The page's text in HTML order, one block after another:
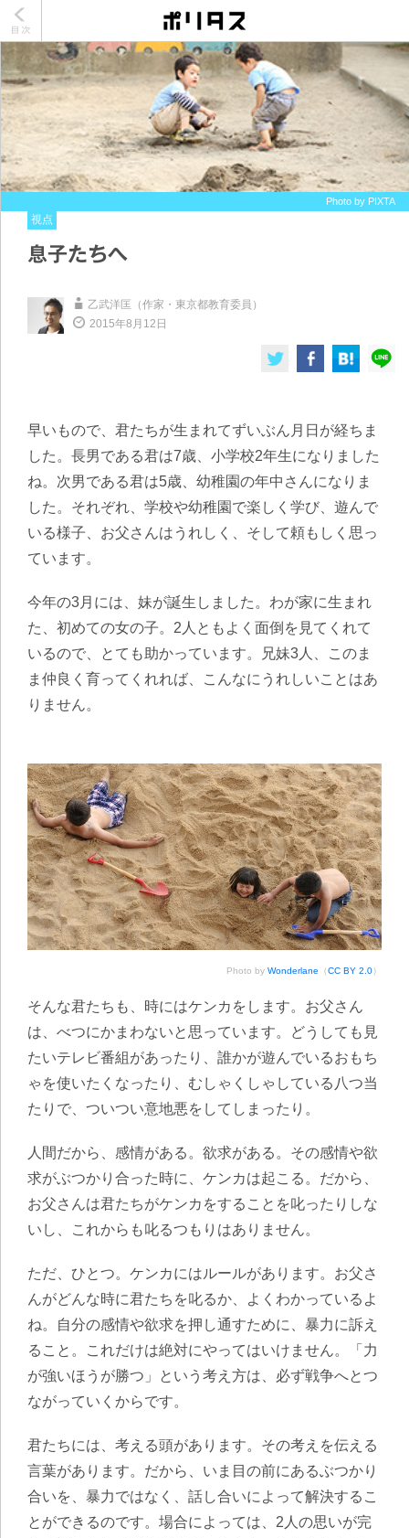
Photo by PIXTA
視点
息子たちへ
乙武洋匡（作家・東京都教育委員）
2015年8月12日
早いもので、君たちが生まれてずいぶん月日が経ちま
した。長男である君は7歳、小学校2年生になりました
ね。次男である君は5歳、幼稚園の年中さんになりま
した。それぞれ、学校や幼稚園で楽しく学び、遊んで
いる様子、お父さんはうれしく、そして頼もしく思っ
ています。
今年の3月には、妹が誕生しました。わが家に生まれ
た、初めての女の子。2人ともよく面倒を見てくれて
いるので、とても助かっています。兄妹3人、このま
ま仲良く育ってくれれば、こんなにうれしいことはあ
りません。
Photo by Wonderlane （CC BY 2.0）
そんな君たちも、時にはケンカをします。お父さん
は、べつにかまわないと思っています。どうしても見
たいテレビ番組があったり、誰かが遊んでいるおもち
ゃを使いたくなったり、むしゃくしゃしている八つ当
たりで、ついつい意地悪をしてしまったり。
人間だから、感情がある。欲求がある。その感情や欲
求がぶつかり合った時に、ケンカは起こる。だから、
お父さんは君たちがケンカをすることを叱ったりしな
いし、これからも叱るつもりはありません。
ただ、ひとつ。ケンカにはルールがあります。お父さ
んがどんな時に君たちを叱るか、よくわかっているよ
ね。自分の感情や欲求を押し通すために、暴力に訴え
ること。これだけは絶対にやってはいけません。「力
が強いほうが勝つ」という考え方は、必ず戦争へとつ
ながっていくからです。
君たちには、考える頭があります。その考えを伝える
言葉があります。だから、いま目の前にあるぶつかり
合いを、暴力ではなく、話し合いによって解決するこ
とができるのです。場合によっては、2人の思いが完